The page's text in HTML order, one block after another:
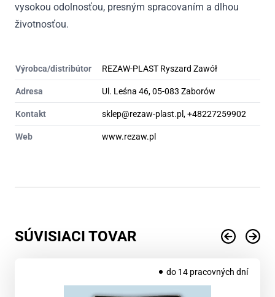
vysokou odolnosťou, presným spracovaním a dlhou
životnosťou.
Výrobca/distribútor REZAW-PLAST Ryszard Zawół
Adresa Ul. Leśna 46, 05-083 Zaborów
Kontakt sklep@rezaw-plast.pl, +48227259902
Web www.rezaw.pl
SÚVISIACI TOVAR
do 14 pracovných dní